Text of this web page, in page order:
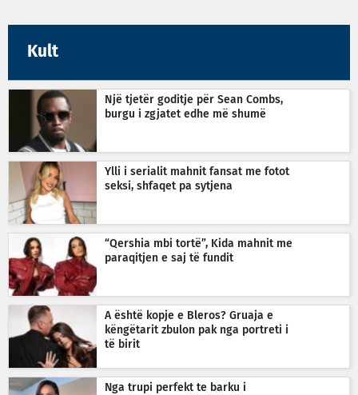
Kult
Një tjetër goditje për Sean Combs,
burgu i zgjatet edhe më shumë
Ylli i serialit mahnit fansat me fotot
seksi, shfaqet pa sytjena
“Qershia mbi tortë”, Kida mahnit me
paraqitjen e saj të fundit
A është kopje e Bleros? Gruaja e
këngëtarit zbulon pak nga portreti i
të birit
Nga trupi perfekt te barku i